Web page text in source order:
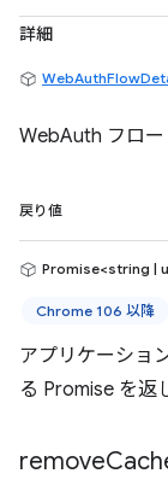
詳細
WebAuth フロー
戻り値
Promise<string |
Chrome 106 以降
アプリケーショ
る Promise を返
remove